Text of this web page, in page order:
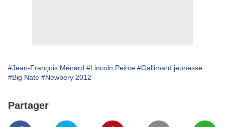
#Jean-François Ménard #Lincoln Peirce #Gallimard jeunesse
#Big Nate #Newbery 2012
Partager